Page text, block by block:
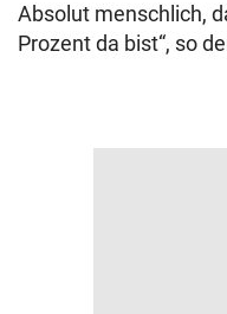
Absolut menschlich,
Prozent da bist“, so